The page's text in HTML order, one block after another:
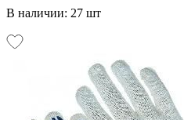
В наличии: 27 шт